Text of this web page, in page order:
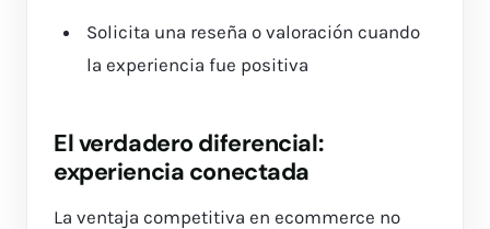
Solicita una reseña o valoración cuando
la experiencia fue positiva
El verdadero diferencial:
experiencia conectada
La ventaja competitiva en ecommerce no